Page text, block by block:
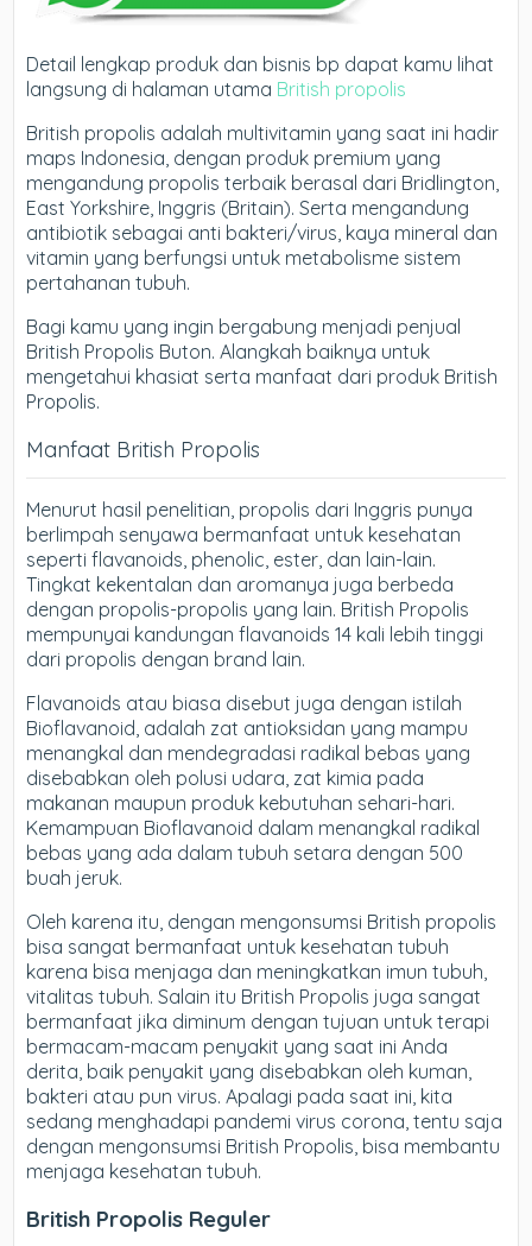
Detail lengkap produk dan bisnis bp dapat kamu lihat
langsung di halaman utama British propolis
British propolis adalah multivitamin yang saat ini hadir
maps Indonesia, dengan produk premium yang
mengandung propolis terbaik berasal dari Bridlington,
East Yorkshire, Inggris (Britain). Serta mengandung
antibiotik sebagai anti bakteri/virus, kaya mineral dan
vitamin yang berfungsi untuk metabolisme sistem
pertahanan tubuh.
Bagi kamu yang ingin bergabung menjadi penjual
British Propolis Buton. Alangkah baiknya untuk
mengetahui khasiat serta manfaat dari produk British
Propolis.
Manfaat British Propolis
Menurut hasil penelitian, propolis dari Inggris punya
berlimpah senyawa bermanfaat untuk kesehatan
seperti flavanoids, phenolic, ester, dan lain-lain.
Tingkat kekentalan dan aromanya juga berbeda
dengan propolis-propolis yang lain. British Propolis
mempunyai kandungan flavanoids 14 kali lebih tinggi
dari propolis dengan brand lain.
Flavanoids atau biasa disebut juga dengan istilah
Bioflavanoid, adalah zat antioksidan yang mampu
menangkal dan mendegradasi radikal bebas yang
disebabkan oleh polusi udara, zat kimia pada
makanan maupun produk kebutuhan sehari-hari.
Kemampuan Bioflavanoid dalam menangkal radikal
bebas yang ada dalam tubuh setara dengan 500
buah jeruk.
Oleh karena itu, dengan mengonsumsi British propolis
bisa sangat bermanfaat untuk kesehatan tubuh
karena bisa menjaga dan meningkatkan imun tubuh,
vitalitas tubuh. Salain itu British Propolis juga sangat
bermanfaat jika diminum dengan tujuan untuk terapi
bermacam-macam penyakit yang saat ini Anda
derita, baik penyakit yang disebabkan oleh kuman,
bakteri atau pun virus. Apalagi pada saat ini, kita
sedang menghadapi pandemi virus corona, tentu saja
dengan mengonsumsi British Propolis, bisa membantu
menjaga kesehatan tubuh.
British Propolis Reguler